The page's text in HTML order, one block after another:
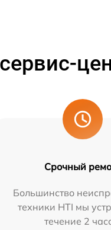
Срочный
Большинство
техники HTI мы
течение 2